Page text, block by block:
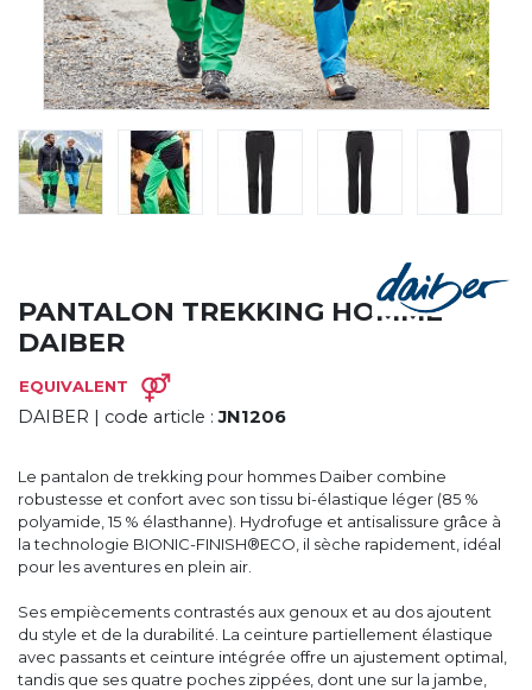
LA SOCIÉTÉ
SERVICES
ROADSHOWS, FORUM DES EXPERTS
MARQUES & CERTIFICATS
TECHNIQUES MARQUAGE
BLOG
PANTALON TREKKING HOMME
DAIBER
EQUIVALENT
DAIBER | code article :JN1206
Le pantalon de trekking pour hommes Daiber combine
robustesse et confort avec son tissu bi-élastique léger (85 %
polyamide, 15 % élasthanne). Hydrofuge et antisalissure grâce à
la technologie BIONIC-FINISH®ECO, il sèche rapidement, idéal
pour les aventures en plein air.
Ses empiècements contrastés aux genoux et au dos ajoutent
du style et de la durabilité. La ceinture partiellement élastique
avec passants et ceinture intégrée offre un ajustement optimal,
tandis que ses quatre poches zippées, dont une sur la jambe,